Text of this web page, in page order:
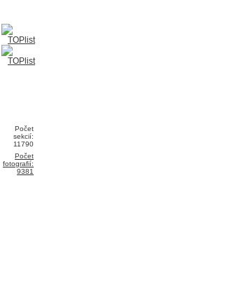
Počet
sekcií:
11790
Počet
fotografií:
9381